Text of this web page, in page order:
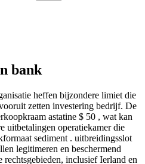
bank
heffen bijzondere limiet die
zetten investering bedrijf. De
astatine $ 50 , wat kan
uitbetalingen operatiekamer die
sediment . uitbreidingsslot
legitimeren en beschermend
inclusief Ierland en